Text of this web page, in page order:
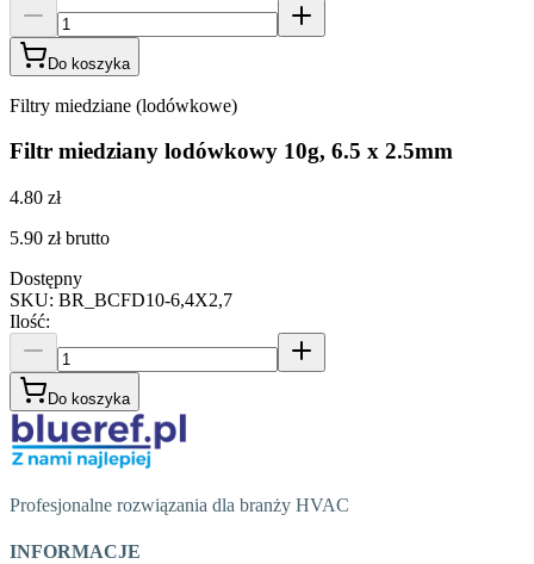
Do koszyka
Filtry miedziane (lodówkowe)
Filtr miedziany lodówkowy 10g, 6.5 x 2.5mm
4.80 zł
5.90 zł brutto
Dostępny
SKU: BR_BCFD10-6,4X2,7
Ilość:
Do koszyka
Profesjonalne rozwiązania dla branży HVAC
INFORMACJE